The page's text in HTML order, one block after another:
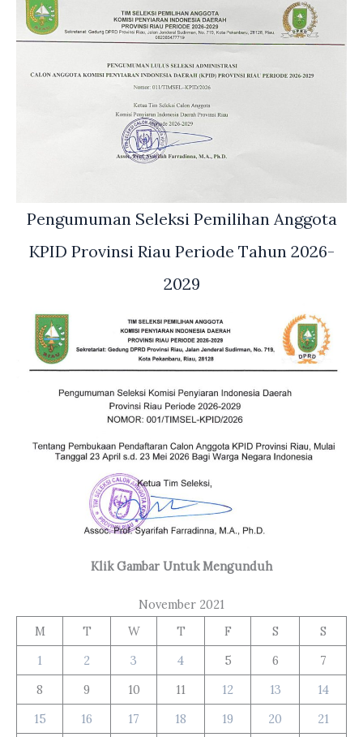
Pengumuman Seleksi Pemilihan Anggota
KPID Provinsi Riau Periode Tahun 2026-
2029
Klik Gambar Untuk Mengunduh
November 2021
M
T W T F S
S
1
2 3 4 5 6
7
8
9 10 11 12 13
14
15
16 17 18 19 20
21